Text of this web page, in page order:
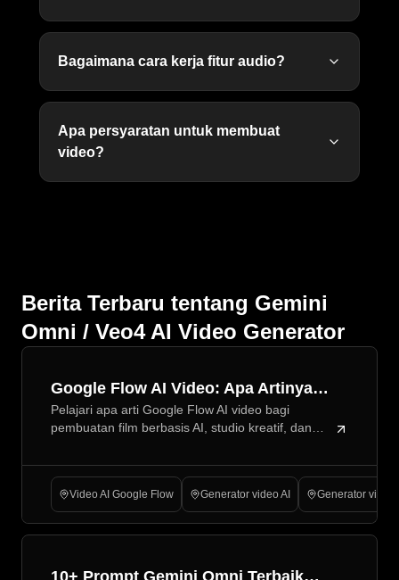
Bagaimana cara kerja fitur audio?
Apa persyaratan untuk membuat
video?
Berita Terbaru tentang Gemini
Omni / Veo4 AI Video Generator
Google Flow AI Video: Apa Artinya
bagi Masa Depan Pembuatan Film AI
Pelajari apa arti Google Flow AI video bagi
pembuatan film berbasis AI, studio kreatif, dan
berperan dalam pengujian video praktis untuk
para kreator.
Video AI Google Flow Generator video AI Generator video
10+ Prompt Gemini Omni Terbaik